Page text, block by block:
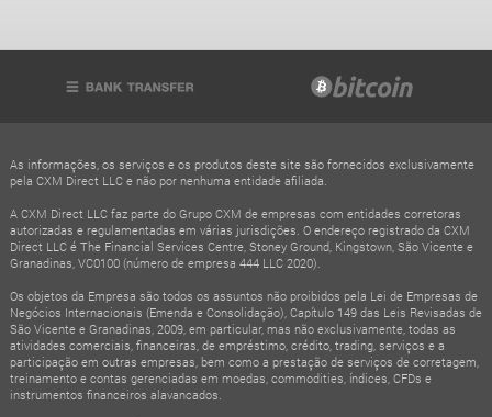
As informações, os serviços e os produtos deste site são fornecidos exclusivamente
pela CXM Direct LLC e não por nenhuma entidade afiliada.
A CXM Direct LLC faz parte do Grupo CXM de empresas com entidades corretoras
autorizadas e regulamentadas em várias jurisdições. O endereço registrado da CXM
Direct LLC é The Financial Services Centre, Stoney Ground, Kingstown, São Vicente e
Granadinas, VC0100 (número de empresa 444 LLC 2020).
Os objetos da Empresa são todos os assuntos não proibidos pela Lei de Empresas de
Negócios Internacionais (Emenda e Consolidação), Capítulo 149 das Leis Revisadas de
São Vicente e Granadinas, 2009, em particular, mas não exclusivamente, todas as
atividades comerciais, financeiras, de empréstimo, crédito, trading, serviços e a
participação em outras empresas, bem como a prestação de serviços de corretagem,
treinamento e contas gerenciadas em moedas, commodities, índices, CFDs e
instrumentos financeiros alavancados.